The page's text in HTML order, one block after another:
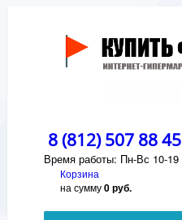
8 (812) 507 88 45
Время работы: Пн-Вс 10-19
Корзина
на сумму0 руб.